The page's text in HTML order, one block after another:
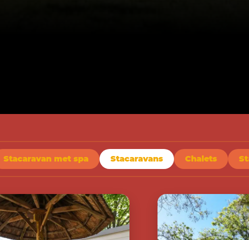
Stacaravan met spa Stacaravans Chalets